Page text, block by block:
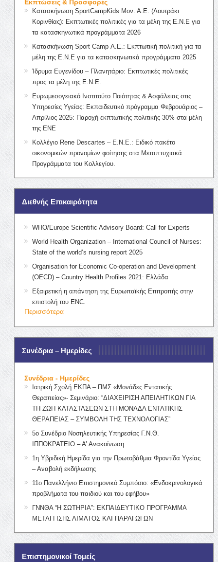
Εκπτώσεις & Προσφορές
Κατασκήνωση SportCampKids Μον. Α.Ε. (Λουτράκι
Κορινθίας): Εκπτωτικές πολιτικές για τα μέλη της Ε.Ν.Ε για
τα κατασκηνωτικά προγράμματα 2026
Κατασκήνωση Sport Camp Α.Ε.: Εκπτωτική πολιτική για τα
μέλη της Ε.Ν.Ε για τα κατασκηνωτικά προγράμματα 2025
Ίδρυμα Ευγενίδου – Πλανητάριο: Εκπτωτικές πολιτικές
προς τα μέλη της Ε.Ν.Ε.
Ευρωμεσογειακό Ινστιτούτο Ποιότητας & Ασφάλειας στις
Υπηρεσίες Υγείας: Εκπαιδευτικό πρόγραμμα Φεβρουάριος –
Απρίλιος 2025: Παροχή εκπτωτικής πολιτικής 30% στα μέλη
της ΕΝΕ
Κολλέγιο Rene Descartes – Ε.Ν.Ε.: Ειδικό πακέτο
οικονομικών προνομίων φοίτησης στα Μεταπτυχιακά
Προγράμματα του Κολλεγίου.
Διεθνής Επικαιρότητα
WHO/Europe Scientific Advisory Board: Call for Experts
World Health Organization – International Council of Nurses:
State of the world’s nursing report 2025
Organisation for Economic Co-operation and Development
(OECD) – Country Health Profiles 2021: Ελλάδα
Εξαιρετική η απάντηση της Ευρωπαϊκής Επιτροπής στην
επιστολή του ENC.
Περισσότερα
Συνέδρια – Ημερίδες
Συνέδρια - Ημερίδες
Ιατρική Σχολή ΕΚΠΑ – ΠΜΣ «Μονάδες Εντατικής
Θεραπείας»- Σεμινάριο: “ΔΙΑΧΕΙΡΙΣΗ ΑΠΕΙΛΗΤΙΚΩΝ ΓΙΑ
ΤΗ ΖΩΗ ΚΑΤΑΣΤΑΣΕΩΝ ΣΤΗ ΜΟΝΑΔΑ ΕΝΤΑΤΙΚΗΣ
ΘΕΡΑΠΕΙΑΣ – ΣΥΜΒΟΛΗ ΤΗΣ ΤΕΧΝΟΛΟΓΙΑΣ”
5ο Συνέδριο Νοσηλευτικής Υπηρεσίας Γ.Ν.Θ.
ΙΠΠΟΚΡΑΤΕΙΟ – Α’ Ανακοίνωση
1η Υβριδική Ημερίδα για την Πρωτοβάθμια Φροντίδα Υγείας
– Αναβολή εκδήλωσης
11ο Πανελλήνιο Επιστημονικό Συμπόσιο: «Ενδοκρινολογικά
προβλήματα του παιδιού και του εφήβου»
ΓΝΝΘΑ “Η ΣΩΤΗΡΙΑ”: ΕΚΠΑΙΔΕΥΤΙΚΟ ΠΡΟΓΡΑΜΜΑ
ΜΕΤΑΓΓΙΣΗΣ ΑΙΜΑΤΟΣ ΚΑΙ ΠΑΡΑΓΩΓΩΝ
Επιστημονικοί Τομείς